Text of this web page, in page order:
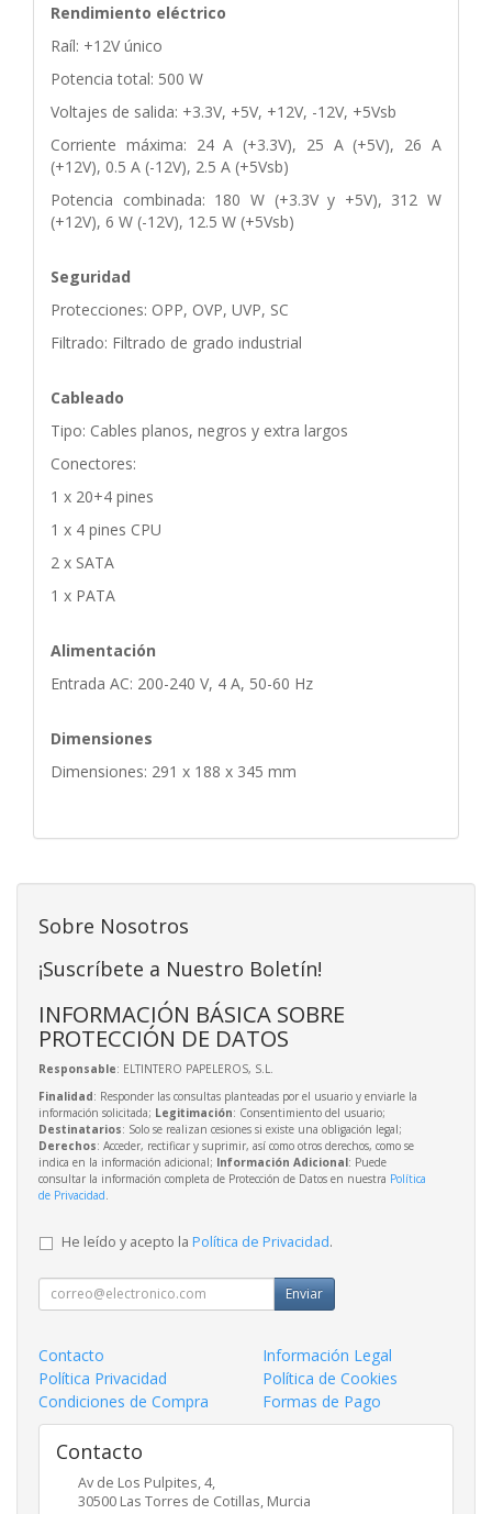
Rendimiento eléctrico
Raíl: +12V único
Potencia total: 500 W
Voltajes de salida: +3.3V, +5V, +12V, -12V, +5Vsb
Corriente máxima: 24 A (+3.3V), 25 A (+5V), 26 A
(+12V), 0.5 A (-12V), 2.5 A (+5Vsb)
Potencia combinada: 180 W (+3.3V y +5V), 312 W
(+12V), 6 W (-12V), 12.5 W (+5Vsb)
Seguridad
Protecciones: OPP, OVP, UVP, SC
Filtrado: Filtrado de grado industrial
Cableado
Tipo: Cables planos, negros y extra largos
Conectores:
1 x 20+4 pines
1 x 4 pines CPU
2 x SATA
1 x PATA
Alimentación
Entrada AC: 200-240 V, 4 A, 50-60 Hz
Dimensiones
Dimensiones: 291 x 188 x 345 mm
Sobre Nosotros
¡Suscríbete a Nuestro Boletín!
INFORMACIÓN BÁSICA SOBRE
PROTECCIÓN DE DATOS
Responsable: ELTINTERO PAPELEROS, S.L.
Finalidad: Responder las consultas planteadas por el usuario y enviarle la
información solicitada; Legitimación: Consentimiento del usuario;
Destinatarios: Solo se realizan cesiones si existe una obligación legal;
Derechos: Acceder, rectificar y suprimir, así como otros derechos, como se
indica en la información adicional; Información Adicional: Puede
consultar la información completa de Protección de Datos en nuestra Política
de Privacidad
He leído y acepto la Política de Privacidad.
Enviar
Contacto
Información Legal
Política Privacidad
Política de Cookies
Condiciones de Compra
Formas de Pago
Contacto
Av de Los Pulpites, 4,
30500 Las Torres de Cotillas, Murcia